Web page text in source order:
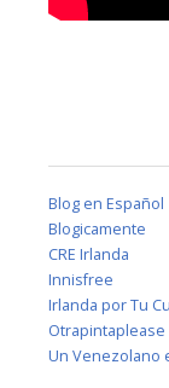
Blog en Español
Blogicamente
CRE Irlanda
Innisfree
Irlanda por Tu
Otrapintaplease
Un Venezolano